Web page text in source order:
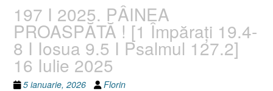
197 I 2025. PÂINEA
PROASPĂTĂ ! [1 Împărați 19.4-
8 I Iosua 9.5 I Psalmul 127.2]
16 Iulie 2025
5 ianuarie, 2026 Florin